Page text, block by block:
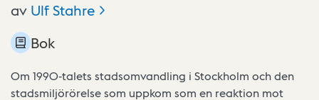
av UlfStahre
Bok
Om 1990-talets stadsomvandling i Stockholm och den
stadsmiljörörelse som uppkom som en reaktion mot